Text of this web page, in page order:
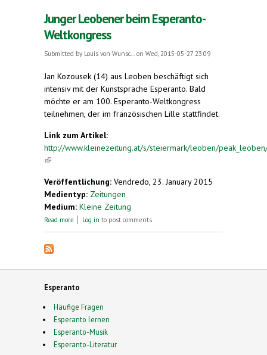
Junger Leobener beim Esperanto-
Weltkongress
Submitted by Louis von Wunsc... on Wed, 2015-05-27 23:09
Jan Kozousek (14) aus Leoben beschäftigt sich
intensiv mit der Kunstsprache Esperanto. Bald
möchte er am 100. Esperanto-Weltkongress
teilnehmen, der im französischen Lille stattfindet.
Link zum Artikel:
http://www.kleinezeitung.at/s/steiermark/leoben/
(link is external)
Veröffentlichung: Vendredo, 23. January 2015
Medientyp: Zeitungen
Medium: Kleine Zeitung
Read more about Junger Leobener beim Esperanto-
Log in to post comments
Esperanto
Häufige Fragen
Esperanto lernen
Esperanto-Musik
Esperanto-Literatur